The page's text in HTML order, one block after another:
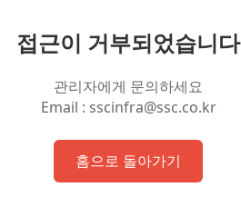
접근이 거부되었습니다
관리자에게 문의하세요
Email : sscinfra@ssc.co.kr
홈으로 돌아가기